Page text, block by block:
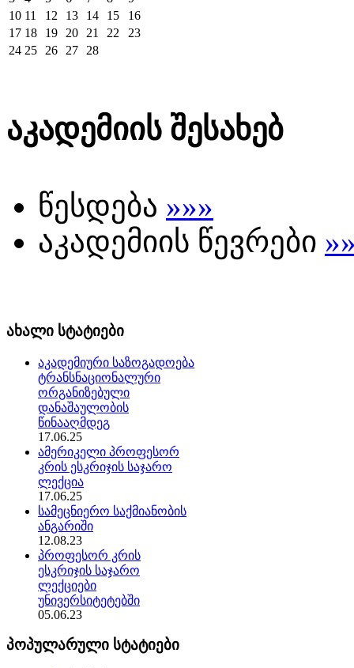
10 11 12 13 14 15
16
17 18 19 20 21 22
23
24 25 26 27 28
აკადემიის შესახებ
წესდება »»»
აკადემიის წევრები
ახალი სტატიები
აკადემიური საზოგადოება
ტრანსნაციონალური
ორგანიზებული
დანაშაულობის
წინააღმდეგ
17.06.25
ამერიკელი პროფესორ
კრის ესკრიჯის საჯარო
ლექცია
17.06.25
სამეცნიერო საქმიანობის
ანგარიში
12.08.23
პროფესორ კრის
ესკრიჯის საჯარო
ლექციები
უნივერსიტეტებში
05.06.23
პოპულარული სტატიები